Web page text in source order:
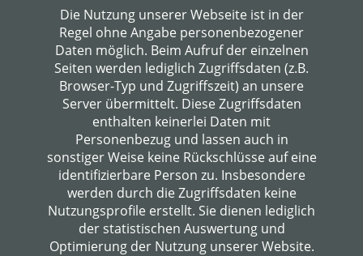
Die Nutzung unserer Webseite ist in der
Regel ohne Angabe personenbezogener
Daten möglich. Beim Aufruf der einzelnen
Seiten werden lediglich Zugriffsdaten (z.B.
Browser-Typ und Zugriffszeit) an unsere
Server übermittelt. Diese Zugriffsdaten
enthalten keinerlei Daten mit
Personenbezug und lassen auch in
sonstiger Weise keine Rückschlüsse auf eine
identifizierbare Person zu. Insbesondere
werden durch die Zugriffsdaten keine
Nutzungsprofile erstellt. Sie dienen lediglich
der statistischen Auswertung und
Optimierung der Nutzung unserer Website.